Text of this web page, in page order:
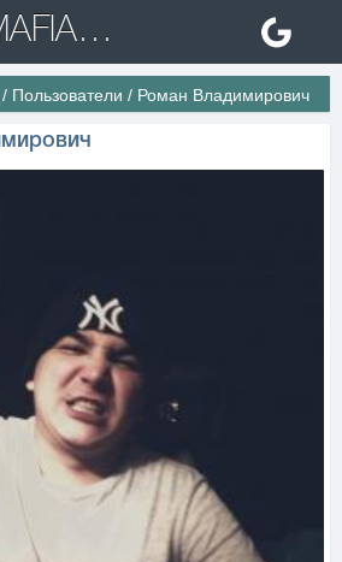
✌ CS-MAFIA.RU ✌ Игровые сервера Counter Strike 1.6
/ Пользователи / Роман Владимирович